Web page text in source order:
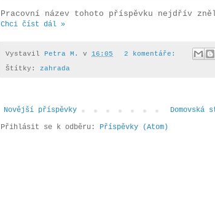
Pracovní název tohoto příspěvku nejdřív
Chci číst dál »
Vystavil Petra M. v 16:05
2 komentáře:
Štítky: zahrada
Novější příspěvky
Domovská
Přihlásit se k odběru: Příspěvky (Atom)